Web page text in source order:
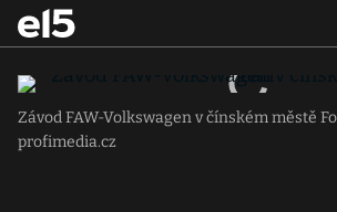
Závod FAW-Volkswagen v čínském městě
profimedia.cz